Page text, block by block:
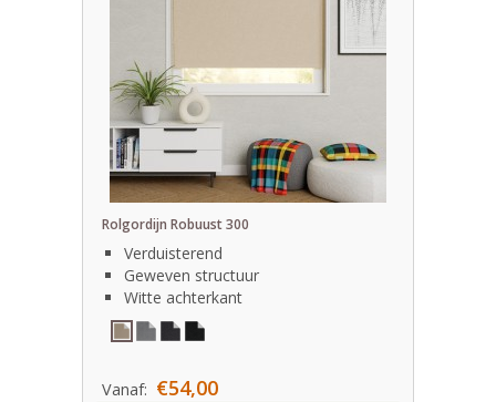
Rolgordijn Robuust 300
Verduisterend
Geweven structuur
Witte achterkant
Vanaf: €54,00